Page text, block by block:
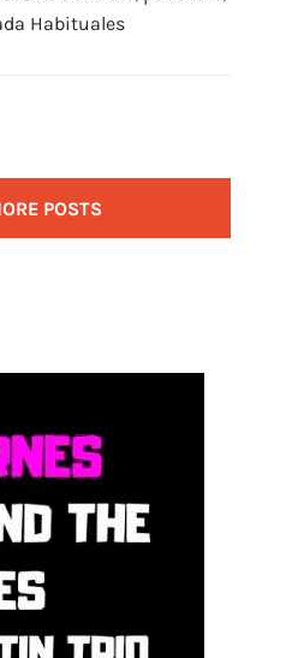
Habituales
POSTS